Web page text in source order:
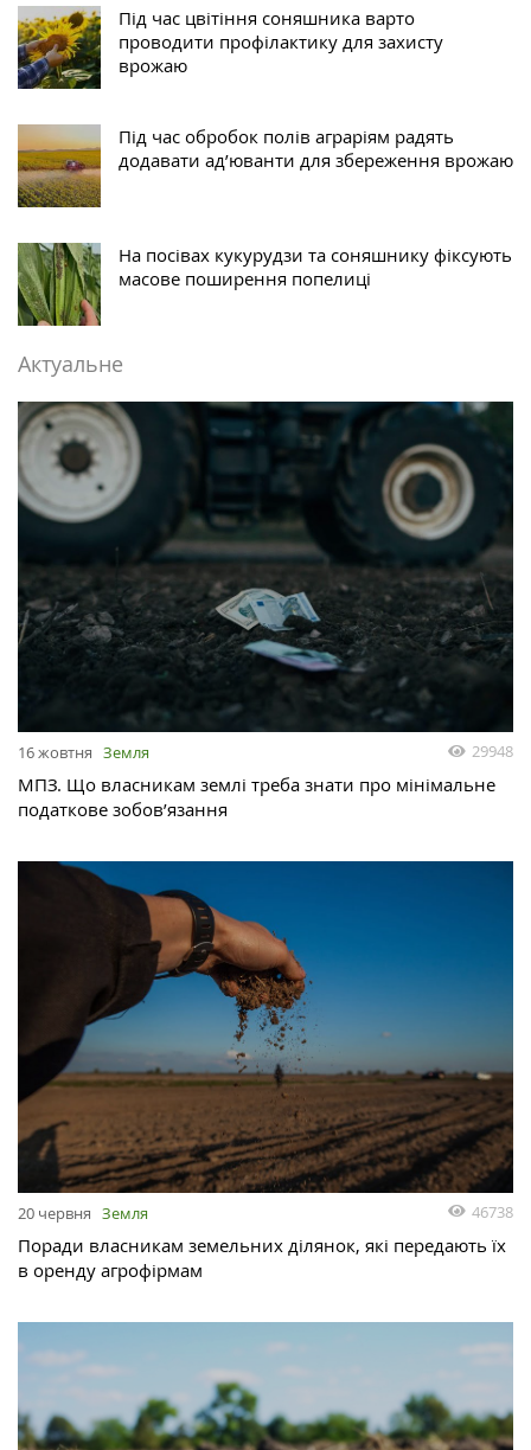
Під час цвітіння соняшника варто
проводити профілактику для захисту
врожаю
Під час обробок полів аграріям радять
додавати ад’юванти для збереження врожаю
На посівах кукурудзи та соняшнику фіксують
масове поширення попелиці
Актуальне
16 жовтня Земля 29948
МПЗ. Що власникам землі треба знати про мінімальне
податкове зобов’язання
20 червня Земля 46738
Поради власникам земельних ділянок, які передають їх
в оренду агрофірмам